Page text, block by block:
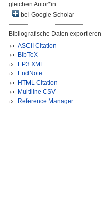
gleichen Autor*in
bei Google Scholar
Bibliografische Daten exportieren
ASCII Citation
BibTeX
EP3 XML
EndNote
HTML Citation
Multiline CSV
Reference Manager